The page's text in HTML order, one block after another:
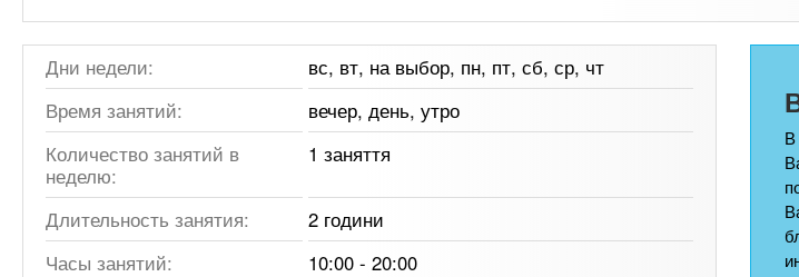
Дни недели:
вс, вт, на выбор, пн, пт, сб, ср, чт
Время занятий:
вечер, день, утро
Количество занятий в
неделю:
1 заняття
Длительность занятия:
2 години
Часы занятий:
10:00 - 20:00
В